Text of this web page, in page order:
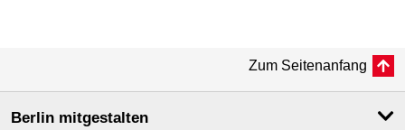
Zum Seitenanfang
Berlin mitgestalten